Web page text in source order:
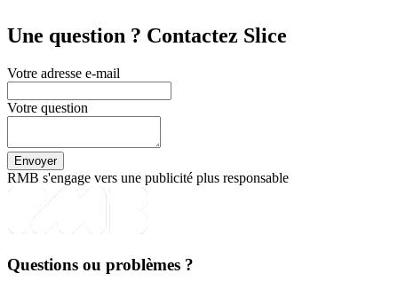
Une question ? Contactez Slice
Votre adresse e-mail
Votre question
RMB s'engage vers une publicité plus responsable
Questions ou problèmes ?